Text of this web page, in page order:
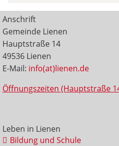
Anschrift
Gemeinde Lienen
Hauptstraße 14
49536 Lienen
E-Mail: info(at)lienen.de
Öffnungszeiten (Hauptstraße
Leben in Lienen
Bildung und Schule